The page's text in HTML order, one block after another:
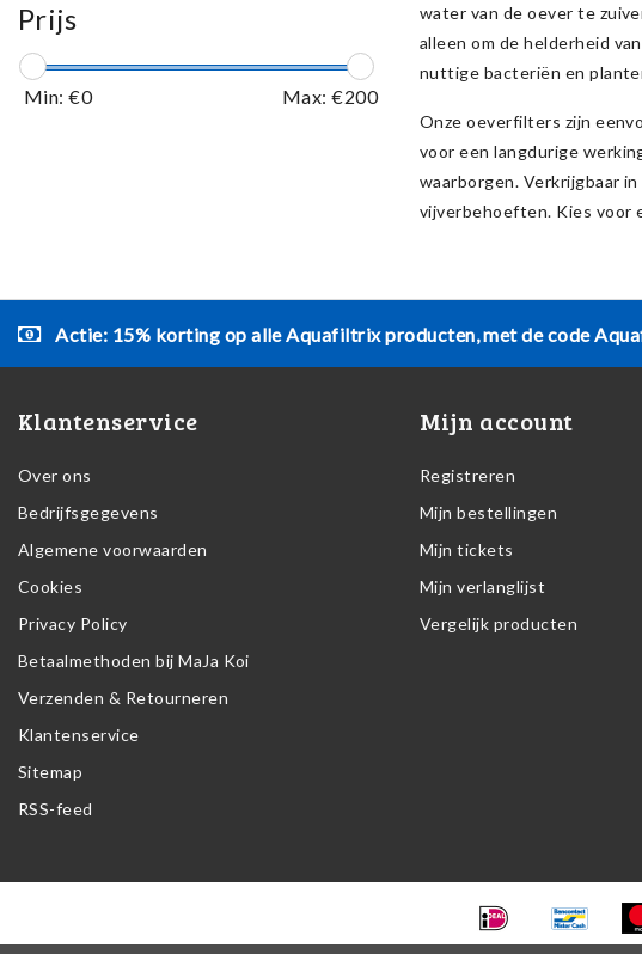
Prijs
Min: €0 Max: €200
water van de oever te
alleen om de helderheid
nuttige bacteriën en
Onze oeverfilters zijn
voor een langdurige
waarborgen. Verkrijgbaar
vijverbehoeften. Kies voor
Actie: 15% korting op alle Aquafiltrix producten, met de code
Klantenservice
Over ons
Bedrijfsgegevens
Algemene voorwaarden
Cookies
Privacy Policy
Betaalmethoden bij MaJa Koi
Verzenden & Retourneren
Klantenservice
Sitemap
RSS-feed
Mijn account
Registreren
Mijn bestellingen
Mijn tickets
Mijn verlanglijst
Vergelijk producten